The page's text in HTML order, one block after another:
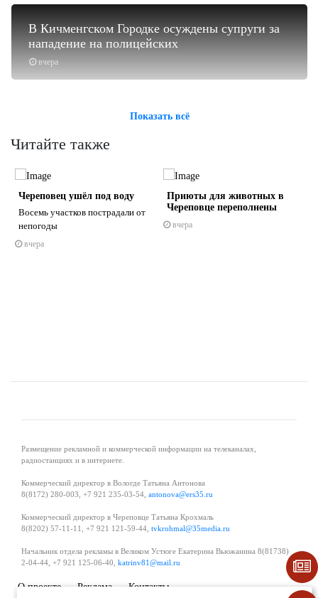
вчера
В Кичменгском Городке осуждены супруги за
нападение на полицейских
Показать всё
Читайте также
Череповец ушёл под воду
Восемь участков пострадали от
непогоды
вчера
Приюты для животных в
Череповце переполнены
вчера
Размещение рекламной и коммерческой информации на телеканалах,
радиостанциях и в интернете.
Коммерческий директор в Вологде Татьяна Антонова
8(8172) 280-003, +7 921 235-03-54, antonova@ers35.ru
Коммерческий директор в Череповце Татьяна Крохмаль
8(8202) 57-11-11, +7 921 121-59-44, tvkrohmal@35media.ru
Начальник отдела рекламы в Великом Устюге Екатерина Вьюжанина 8(81738)
2-04-44, +7 921 125-06-40, katrinv81@mail.ru
О проекте Реклама
Контакты